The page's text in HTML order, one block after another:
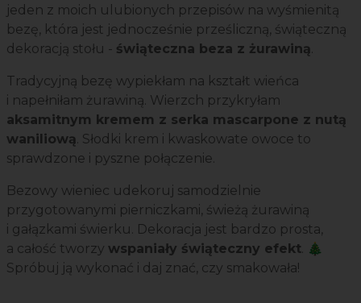
jeden z moich ulubionych przepisów na wyśmienitą
bezę, która jest jednocześnie prześliczną, świąteczną
dekoracją stołu - świąteczna beza z żurawiną.
Tradycyjną bezę wypiekłam na kształt wieńca
i napełniłam żurawiną. Wierzch przykryłam
aksamitnym kremem z serka mascarpone z nutą
waniliową. Słodki krem i kwaskowate owoce to
sprawdzone i pyszne połączenie.
Bezowy wieniec udekoruj samodzielnie
przygotowanymi pierniczkami, świeżą żurawiną
i gałązkami świerku. Dekoracja jest bardzo prosta,
a całość tworzy wspaniały świąteczny efekt. 🎄
Spróbuj ją wykonać i daj znać, czy smakowała!